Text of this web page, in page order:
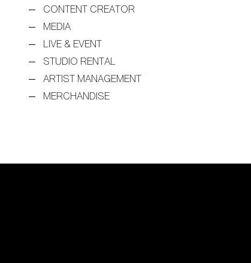
CONTENT CREATOR
MEDIA
LIVE & EVENT
STUDIO RENTAL
ARTIST MANAGEMENT
MERCHANDISE